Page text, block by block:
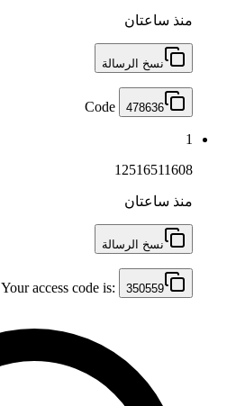
منذ ساعتان
نسخ الرسالة
Code 478636
1
12516511608
منذ ساعتان
نسخ الرسالة
Your access code is: 350559